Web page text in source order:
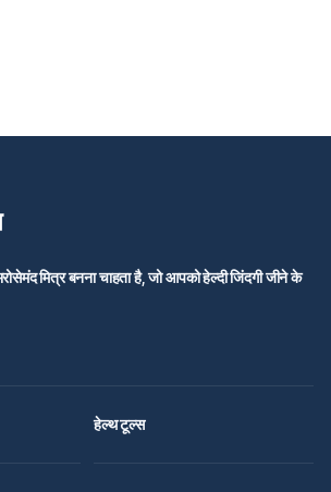
मित्र बनना चाहता है, जो आपको हेल्दी जिंदगी जीने के
हेल्थ टूल्स